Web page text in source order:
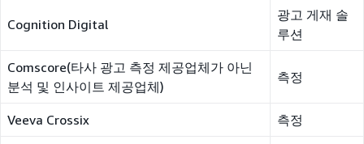
Cognition Digital
광고 게재 솔
루션
Comscore(타사 광고 측정 제공업체가 아닌
분석 및 인사이트 제공업체)
측정
Veeva Crossix 측정